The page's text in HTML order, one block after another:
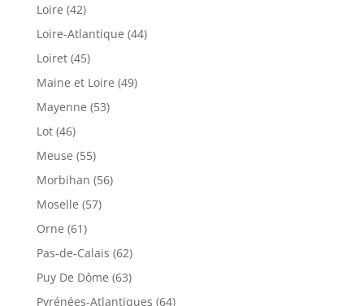
Loire (42)
Loire-Atlantique (44)
Loiret (45)
Maine et Loire (49)
Mayenne (53)
Lot (46)
Meuse (55)
Morbihan (56)
Moselle (57)
Orne (61)
Pas-de-Calais (62)
Puy De Dôme (63)
Pyrénées-Atlantiques (64)